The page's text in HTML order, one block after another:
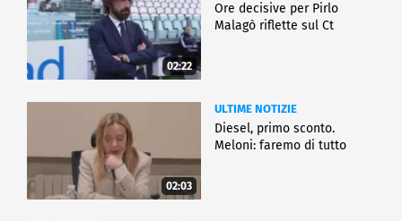
02:22
Ore decisive per Pirlo
Malagò riflette sul Ct
02:03
ULTIME NOTIZIE
Diesel, primo sconto.
Meloni: faremo di tutto